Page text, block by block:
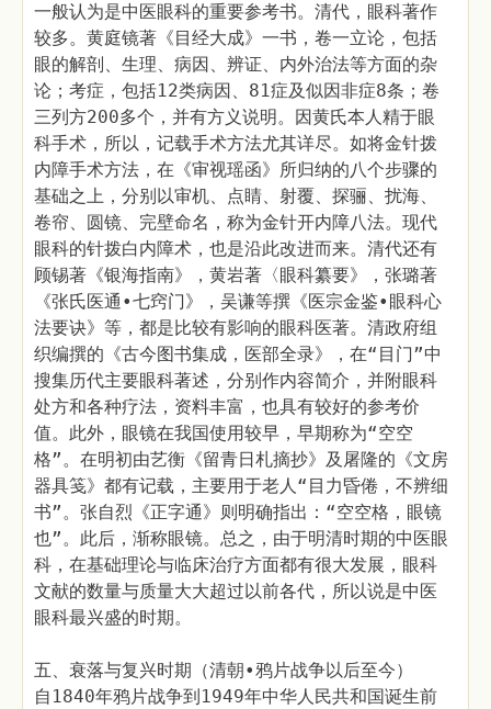
一般认为是中医眼科的重要参考书。清代，眼科著作
较多。黄庭镜著《目经大成》一书，卷一立论，包括
眼的解剖、生理、病因、辨证、内外治法等方面的杂
论；考症，包括12类病因、81症及似因非症8条；卷
三列方200多个，并有方义说明。因黄氏本人精于眼
科手术，所以，记载手术方法尤其详尽。如将金针拨
内障手术方法，在《审视瑶函》所归纳的八个步骤的
基础之上，分别以审机、点睛、射覆、探骊、扰海、
卷帘、圆镜、完壁命名，称为金针开内障八法。现代
眼科的针拨白内障术，也是沿此改进而来。清代还有
顾锡著《银海指南》，黄岩著〈眼科纂要》，张璐著
《张氏医通•七窍门》，吴谦等撰《医宗金鉴•眼科心
法要诀》等，都是比较有影响的眼科医著。清政府组
织编撰的《古今图书集成，医部全录》，在“目门”中
搜集历代主要眼科著述，分别作内容简介，并附眼科
处方和各种疗法，资料丰富，也具有较好的参考价
值。此外，眼镜在我国使用较早，早期称为“空空
格”。在明初由艺衡《留青日札摘抄》及屠隆的《文房
器具笺》都有记载，主要用于老人“目力昏倦，不辨细
书”。张自烈《正字通》则明确指出：“空空格，眼镜
也”。此后，渐称眼镜。总之，由于明清时期的中医眼
科，在基础理论与临床治疗方面都有很大发展，眼科
文献的数量与质量大大超过以前各代，所以说是中医
眼科最兴盛的时期。
五、衰落与复兴时期（清朝•鸦片战争以后至今）
自1840年鸦片战争到1949年中华人民共和国诞生前